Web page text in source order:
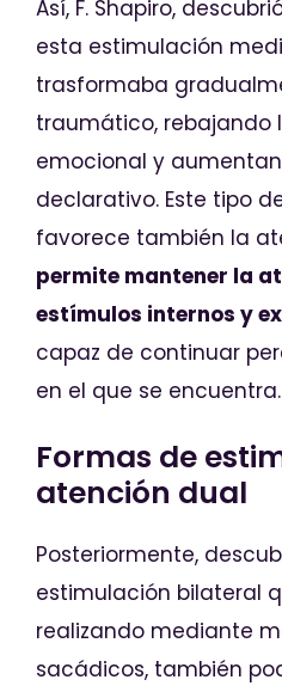
Así, F. Shapiro,
esta estimulación
trasformaba
traumático, rebajando
emocional y
declarativo. Este tipo
favorece también la
permite mantener la
estímulos internos y
capaz de continuar
en el que se encuentra.
Formas de
atención dual
Posteriormente,
estimulación bilateral
realizando mediante
sacádicos, también